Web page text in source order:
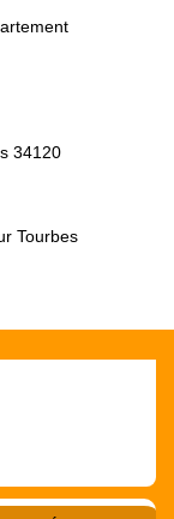
34120
Tourbes